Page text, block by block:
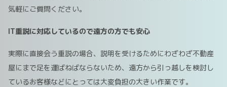
気軽にご質問ください。
IT重説に対応しているので遠方の方でも安心
実際に直接会う重説の場合、説明を受けるためにわざわざ不動産
屋にまで足を運ばねばならないため、遠方から引っ越しを検討し
ているお客様などにとっては大変負担の大きい作業です。